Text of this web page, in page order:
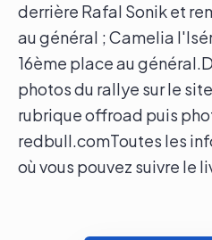
derrière Rafal Sonik et
au général ; Camelia
16ème place au
photos du rallye sur le
rubrique offroad puis
redbull.comToutes les
où vous pouvez suivre le